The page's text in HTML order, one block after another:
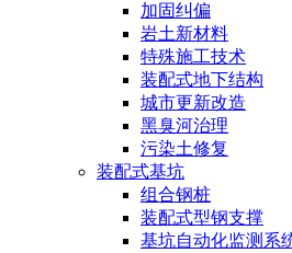
加固纠偏
岩土新材料
特殊施工技术
装配式地下结构
城市更新改造
黑臭河治理
污染土修复
装配式基坑
组合钢桩
装配式型钢支撑
基坑自动化监测系